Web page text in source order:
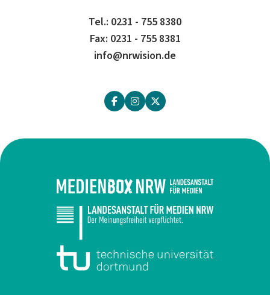
Tel.: 0231 - 755 8380
Fax: 0231 - 755 8381
info@nrwision.de